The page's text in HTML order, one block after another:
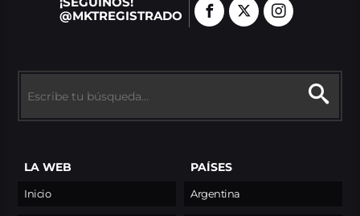
@MKTREGISTRADO
LA WEB
Inicio
PAÍSES
Argentina